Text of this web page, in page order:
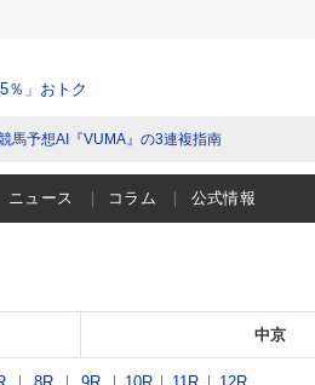
％」おトク
競馬予想AI『VUMA』の3連複指南
ニュース コラム 公式情報
中京